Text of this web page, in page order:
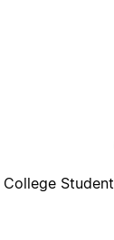
College Student